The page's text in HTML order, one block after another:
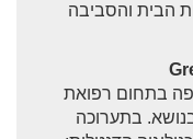
הבית והסביבה
בתחום רפואת
בתערוכה